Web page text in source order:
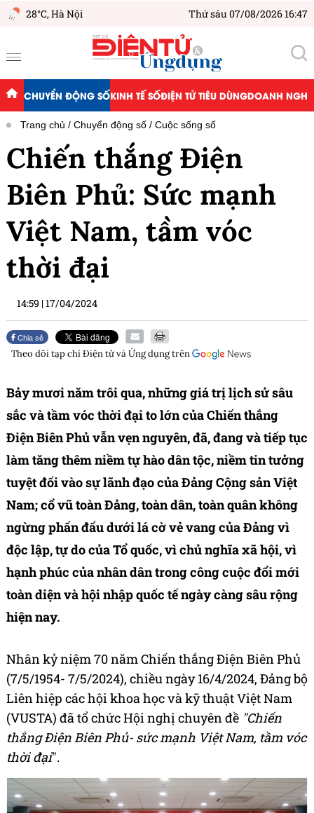
28°C,Hà Nội Thứ sáu 07/08/2026 16:47
CHUYỂN ĐỘNG SỐKINH TẾ SỐĐIỆN TỬ TIÊU DÙNGDOANH
Trang chủ Chuyển động số Cuộc sống số
Chiến thắng Điện
Biên Phủ: Sức mạnh
Việt Nam, tầm vóc
thời đại
14:59 |17/04/2024
Chia sẻ
Theo dõi tạp chíĐiện tử và Ứng dụngtrên
Bảy mươi năm trôi qua, những giá trị lịch sử sâu
sắc và tầm vóc thời đại to lớn của Chiến thắng
Điện Biên Phủ vẫn vẹn nguyên, đã, đang và tiếp tục
làm tăng thêm niềm tự hào dân tộc, niềm tin tưởng
tuyệt đối vào sự lãnh đạo của Đảng Cộng sản Việt
Nam; cổ vũ toàn Đảng, toàn dân, toàn quân không
ngừng phấn đấu dưới lá cờ vẻ vang của Đảng vì
độc lập, tự do của Tổ quốc, vì chủ nghĩa xã hội, vì
hạnh phúc của nhân dân trong công cuộc đổi mới
toàn diện và hội nhập quốc tế ngày càng sâu rộng
hiện nay.
Nhân kỷ niệm 70 năm Chiến thắng Điện Biên Phủ
(7/5/1954- 7/5/2024), chiều ngày 16/4/2024, Đảng bộ
Liên hiệp các hội khoa học và kỹ thuật Việt Nam
(VUSTA) đã tổ chức Hội nghị chuyên đề "Chiến
thắng Điện Biên Phủ- sức mạnh Việt Nam, tầm vóc
thời đại".